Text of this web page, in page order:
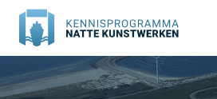
Doorgaan
naar
inhoud